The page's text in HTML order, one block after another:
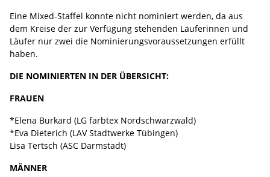
Eine Mixed-Staffel konnte nicht nominiert werden, da aus
dem Kreise der zur Verfügung stehenden Läuferinnen und
Läufer nur zwei die Nominierungsvoraussetzungen erfüllt
haben.
DIE NOMINIERTEN IN DER ÜBERSICHT:
FRAUEN
*Elena Burkard (LG farbtex Nordschwarzwald)
*Eva Dieterich (LAV Stadtwerke Tübingen)
Lisa Tertsch (ASC Darmstadt)
MÄNNER